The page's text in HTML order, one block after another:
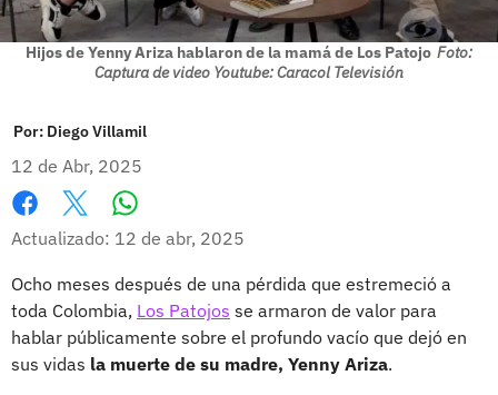
Hijos de Yenny Ariza hablaron de la mamá de Los Patojo Foto:
Captura de video Youtube: Caracol Televisión
Por: Diego Villamil
12 de Abr, 2025
Facebook
X
Actualizado: 12 de abr, 2025
Ocho meses después de una pérdida que estremeció a
toda Colombia, Los Patojos se armaron de valor para
hablar públicamente sobre el profundo vacío que dejó en
sus vidas la muerte de su madre, Yenny Ariza.